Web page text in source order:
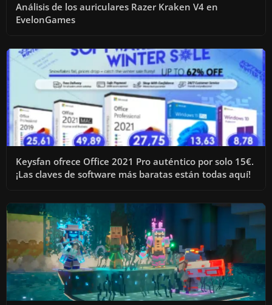
Análisis de los auriculares Razer Kraken V4 en
EvelonGames
Keysfan ofrece Office 2021 Pro auténtico por solo 15€.
¡Las claves de software más baratas están todas aquí!